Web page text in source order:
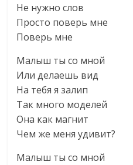
Не нужно слов
Просто поверь мне
Поверь мне
Малыш ты со мной
Или делаешь вид
На тебя я залип
Так много моделей
Она как магнит
Чем же меня удивит?
Малыш ты со мной